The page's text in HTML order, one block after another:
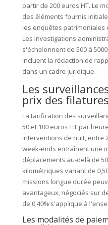
partir de 200 euros HT. Le
des éléments fournis
les enquêtes patrimoniales
Les investigations
s'échelonnent de 500 à
incluent la rédaction de
dans un cadre juridique.
Les
prix des filatures
La tarification des
50 et 100 euros HT par
interventions de nuit, entre
week-ends entraînent une
déplacements au-delà de
kilométriques variant de
missions longue durée
avantageux, négociés sur
de 0,40% s'applique à
Les modalités de